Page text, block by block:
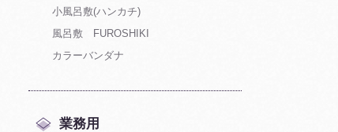
小風呂敷(ハンカチ)
風呂敷 FUROSHIKI
カラーバンダナ
業務用